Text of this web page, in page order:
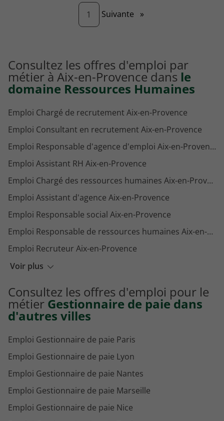
1 Page
Suivante »
Consultez les offres d'emploi par
métier à Aix-en-Provence dans le
domaine Ressources Humaines
Voir plus
Emploi Chargé de recrutement Aix-en-Provence
Emploi Consultant en recrutement Aix-en-Provence
Emploi Responsable d'agence d'emploi Aix-en-Provence
Emploi Assistant RH Aix-en-Provence
Emploi Chargé des ressources humaines Aix-en-Provence
Emploi Assistant d'agence Aix-en-Provence
Emploi Responsable social Aix-en-Provence
Emploi Responsable de ressources humaines Aix-en-Provence
Emploi Recruteur Aix-en-Provence
Emploi Attaché RH Aix-en-Provence
Emploi Assistant paie Aix-en-Provence
Consultez les offres d'emploi pour le
métier Gestionnaire de paie dans
d'autres villes
Emploi Gestionnaire de paie Paris
Emploi Gestionnaire de paie Lyon
Emploi Gestionnaire de paie Nantes
Emploi Gestionnaire de paie Marseille
Emploi Gestionnaire de paie Nice